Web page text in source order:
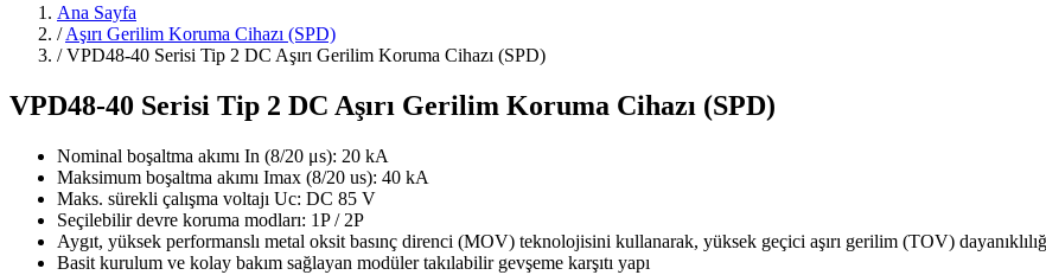
Ana Sayfa
/Aşırı Gerilim Koruma Cihazı (SPD)
/VPD48-40 Serisi Tip 2 DC Aşırı Gerilim Koruma Cihazı (SPD)
VPD48-40 Serisi Tip 2 DC Aşırı Gerilim Koruma Cihazı (SPD)
Nominal boşaltma akımı In (8/20 μs): 20 kA
Maksimum boşaltma akımı Imax (8/20 us): 40 kA
Maks. sürekli çalışma voltajı Uc: DC 85 V
Seçilebilir devre koruma modları: 1P / 2P
Aygıt, yüksek performanslı metal oksit basınç direnci (MOV) teknolojisini kullanarak, yüksek geçici aşırı gerilim (TOV)
Basit kurulum ve kolay bakım sağlayan modüler takılabilir gevşeme karşıtı yapı